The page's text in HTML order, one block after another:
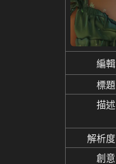
編輯
標題
描述
解析度
創意